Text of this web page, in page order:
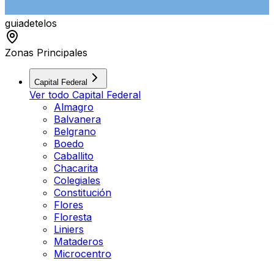
guiadetelos
Zonas Principales
Capital Federal
Ver todo Capital Federal
Almagro
Balvanera
Belgrano
Boedo
Caballito
Chacarita
Colegiales
Constitución
Flores
Floresta
Liniers
Mataderos
Microcentro